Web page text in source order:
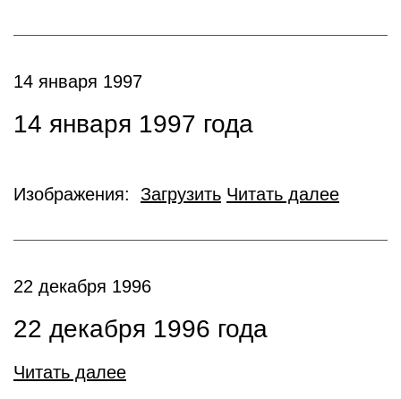
14 января 1997
14 января 1997 года
Изображения: Загрузить Читать далее
22 декабря 1996
22 декабря 1996 года
Читать далее